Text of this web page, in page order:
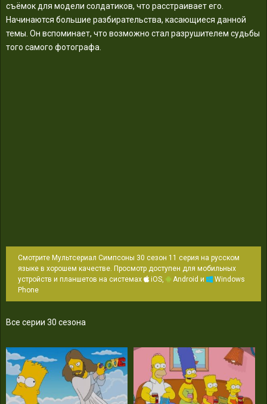
съёмок для модели солдатиков, что расстраивает его.
Начинаются большие разбирательства, касающиеся данной
темы. Он вспоминает, что возможно стал разрушителем судьбы
того самого фотографа.
Смотрите Мультсериал Симпсоны 30 сезон 11 серия на русском
языке в хорошем качестве. Просмотр доступен для мобильных
устройств и планшетов на системах
iOS, Android и
Windows
Phone
Все серии 30 сезона